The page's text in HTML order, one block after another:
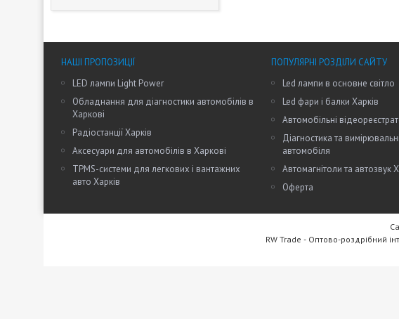
НАШІ ПРОПОЗИЦІЇ
LED лампи Light Power
Обладнання для діагностики автомобілів в
Харкові
Радіостанції Харків
Аксесуари для автомобілів в Харкові
TPMS-системи для легкових і вантажних
авто Харків
ПОПУЛЯРНІ РОЗДІЛИ САЙТУ
Led лампи в основне світло
Led фари і балки Харків
Автомобільні
Діагностика та
автомобіля
Автомагнітоли та автозвук
Оферта